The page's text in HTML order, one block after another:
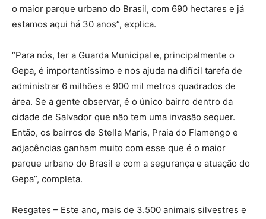
o maior parque urbano do Brasil, com 690 hectares e já
estamos aqui há 30 anos”, explica.
“Para nós, ter a Guarda Municipal e, principalmente o
Gepa, é importantíssimo e nos ajuda na difícil tarefa de
administrar 6 milhões e 900 mil metros quadrados de
área. Se a gente observar, é o único bairro dentro da
cidade de Salvador que não tem uma invasão sequer.
Então, os bairros de Stella Maris, Praia do Flamengo e
adjacências ganham muito com esse que é o maior
parque urbano do Brasil e com a segurança e atuação do
Gepa”, completa.
Resgates – Este ano, mais de 3.500 animais silvestres e